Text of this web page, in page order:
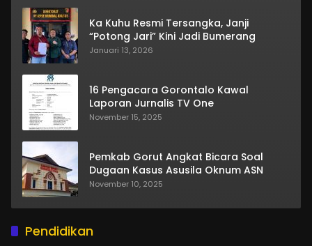
Ka Kuhu Resmi Tersangka, Janji
“Potong Jari” Kini Jadi Bumerang
Januari 13, 2026
16 Pengacara Gorontalo Kawal
Laporan Jurnalis TV One
November 15, 2025
Pemkab Gorut Angkat Bicara Soal
Dugaan Kasus Asusila Oknum ASN
November 10, 2025
Pendidikan